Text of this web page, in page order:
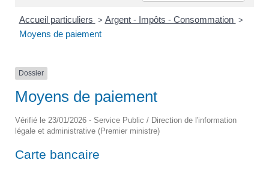
Accueil particuliers > Argent - Impôts - Consommation >
Moyens de paiement
Dossier
Moyens de paiement
Vérifié le 23/01/2026 - Service Public / Direction de l'information
légale et administrative (Premier ministre)
Carte bancaire